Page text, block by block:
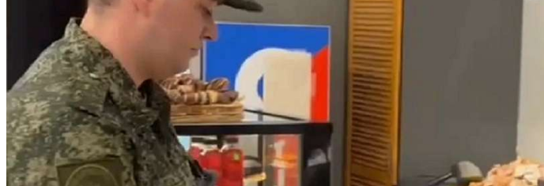
Криминал
Спорт
Черноземье
Россия